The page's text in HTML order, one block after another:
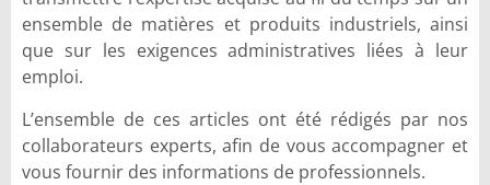
ensemble de matières et produits industriels, ainsi
que sur les exigences administratives liées à leur
emploi.
L’ensemble de ces articles ont été rédigés par nos
collaborateurs experts, afin de vous accompagner et
vous fournir des informations de professionnels.